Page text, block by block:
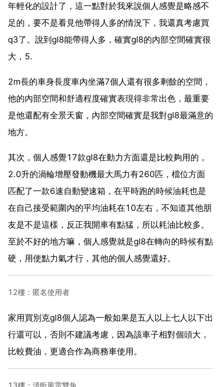
年輕化的設計了，這一點對於我來說個人感覺是略感不
足的，要不是看見他帶得人多的情況下，我還真考慮買
q3了。說到gl8能帶得人多，確實gl8的內部空間確實很
大，5.
2m長的車身長度車內坐滿7個人還有很多剩餘的空間，
他的內部空間和舒適程度確實表現得非常出色，最重要
是他還配有全景天窗，內部空間確實是我對gl8最滿意的
地方。
其次，個人感覺17款gl8在動力方面還是比較夠用的，
2.0升的渦輪增壓發動機最大馬力有260匹，檔位方面
匹配了一款6速自動變速箱，在平時跑的時候油耗也是
在自己接受範圍內的平均油耗在10左右，不知道其他朋
友是不是這樣，反正我開車有點猛，所以耗油比較多。
至於不好的地方嘛，個人感覺就是gl8在轉向的時候有點
硬，用使點力氣才行，其他的個人感覺還好。
12樓：匿名使用者
家用買別克gl8個人認為一般如果是五人以上七人以下出
行還可以，否則不建議考慮，因為該車子相對個頭大，
比較費油，更適合作為商務車使用。